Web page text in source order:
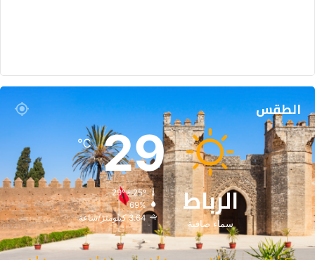
الطقس
الرباط
سماء صافية
29
℃
29º - 25º
69%
3.64 كيلومتر/ساعة